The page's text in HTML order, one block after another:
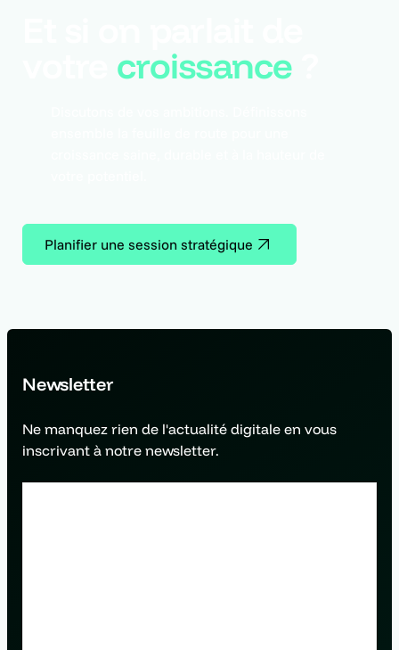
croissance
Planifier une session stratégique
Newsletter
Ne manquez rien de l'actualité digitale en vous
inscrivant à notre newsletter.